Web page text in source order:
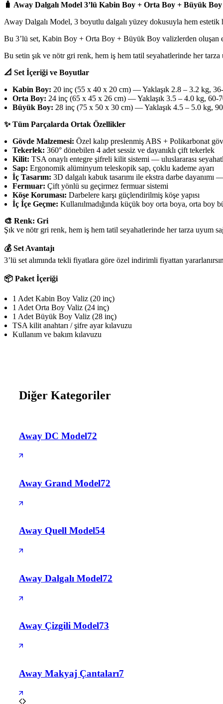
🧳 Away Dalgalı Model 3’lü Kabin Boy + Orta Boy + Büyük
Away Dalgalı Model, 3 boyutlu dalgalı yüzey dokusuyla hem
Bu 3’lü set, Kabin Boy + Orta Boy + Büyük Boy valizlerden oluşan
Bu setin şık ve nötr gri renk, hem iş hem tatil seyahatlerinde her
📐 Set İçeriği ve Boyutlar
Kabin Boy: 20 inç (55 x 40 x 20 cm) — Yaklaşık 2.8 – 3.2 kg,
Orta Boy: 24 inç (65 x 45 x 26 cm) — Yaklaşık 3.5 – 4.0 kg,
Büyük Boy: 28 inç (75 x 50 x 30 cm) — Yaklaşık 4.5 – 5.0 kg,
✨ Tüm Parçalarda Ortak Özellikler
Gövde Malzemesi: Özel kalıp preslenmiş ABS + Polikarbonat
Tekerlek: 360° dönebilen 4 adet sessiz ve dayanıklı çift tekerlek
Kilit: TSA onaylı entegre şifreli kilit sistemi — uluslararası
Sap: Ergonomik alüminyum teleskopik sap, çoklu kademe ayarı
İç Tasarım: 3D dalgalı kabuk tasarımı ile ekstra darbe dayanımı
Fermuar: Çift yönlü su geçirmez fermuar sistemi
Köşe Koruması: Darbelere karşı güçlendirilmiş köşe yapısı
İç İçe Geçme: Kullanılmadığında küçük boy orta boya, orta boy
🎨 Renk: Gri
Şık ve nötr gri renk, hem iş hem tatil seyahatlerinde her tarza uyum
💰 Set Avantajı
3’lü set alımında tekli fiyatlara göre özel indirimli fiyattan
📦 Paket İçeriği
1 Adet Kabin Boy Valiz (20 inç)
1 Adet Orta Boy Valiz (24 inç)
1 Adet Büyük Boy Valiz (28 inç)
TSA kilit anahtarı / şifre ayar kılavuzu
Kullanım ve bakım kılavuzu
Diğer Kategoriler
Away DC Model72
Away Grand Model72
Away Quell Model54
Away Dalgalı Model72
Away Çizgili Model73
Away Makyaj Çantaları7